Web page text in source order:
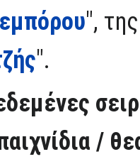
",
".
/